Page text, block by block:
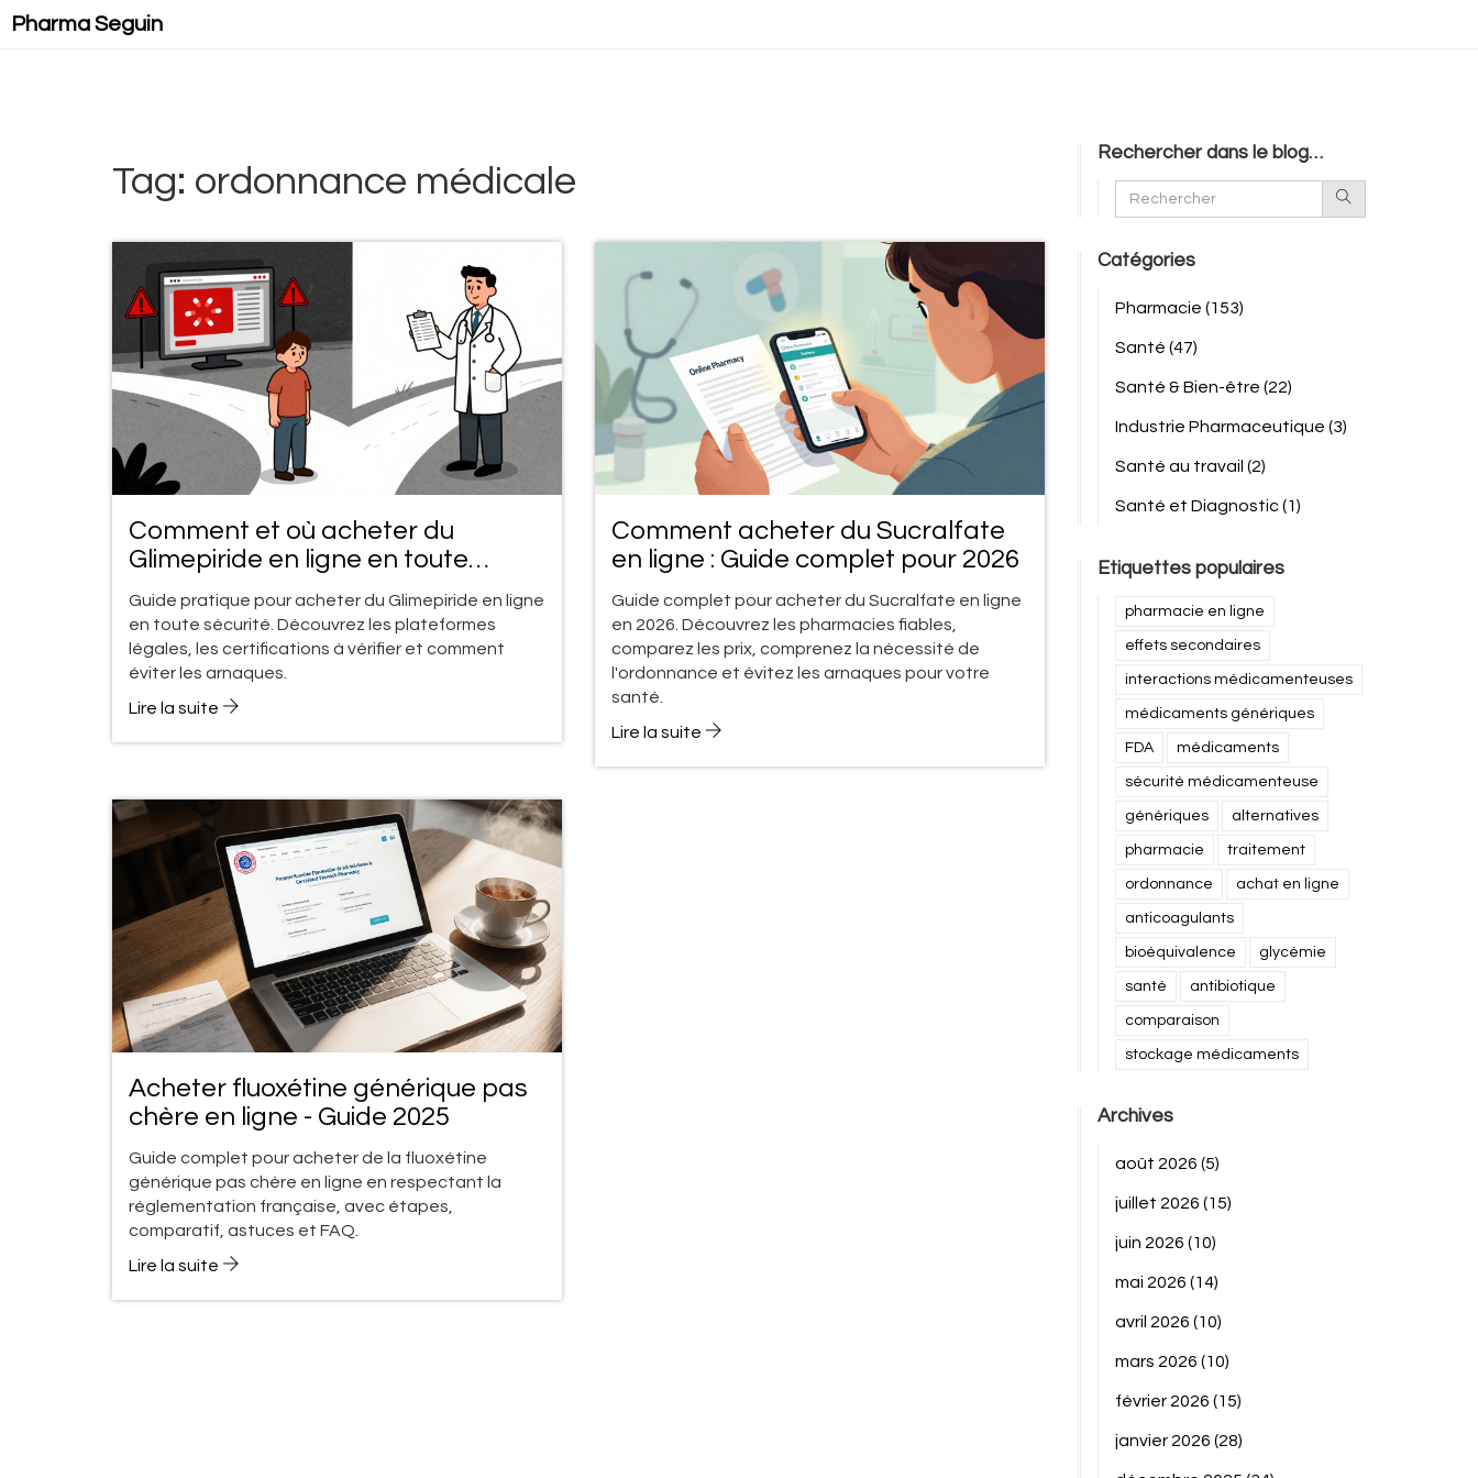
Pharma Seguin
Tag: ordonnance médicale
Comment et où acheter du
Glimepiride en ligne en toute
sécurité
Guide pratique pour acheter du Glimepiride en ligne
en toute sécurité. Découvrez les plateformes
légales, les certifications à vérifier et comment
éviter les arnaques.
Lire la suite
Comment acheter du Sucralfate
en ligne : Guide complet pour 2026
Guide complet pour acheter du Sucralfate en ligne
en 2026. Découvrez les pharmacies fiables,
comparez les prix, comprenez la nécessité de
l'ordonnance et évitez les arnaques pour votre
santé.
Lire la suite
Acheter fluoxétine générique pas
chère en ligne - Guide 2025
Guide complet pour acheter de la fluoxétine
générique pas chère en ligne en respectant la
réglementation française, avec étapes,
comparatif, astuces et FAQ.
Lire la suite
Rechercher dans le blog…
Catégories
Pharmacie (153)
Santé (47)
Santé & Bien-être (22)
Industrie Pharmaceutique (3)
Santé au travail (2)
Santé et Diagnostic(1)
Etiquettes populaires
pharmacie en ligne
effets secondaires
interactions médicamenteuses
médicaments génériques
FDA médicaments
sécurité médicamenteuse
génériques alternatives
pharmacie traitement
ordonnance achat en ligne
anticoagulants
bioéquivalence glycémie
santé antibiotique
comparaison
stockage médicaments
Archives
août 2026 (5)
juillet 2026 (15)
juin 2026 (10)
mai 2026 (14)
avril 2026 (10)
mars 2026 (10)
février 2026 (15)
janvier 2026 (28)